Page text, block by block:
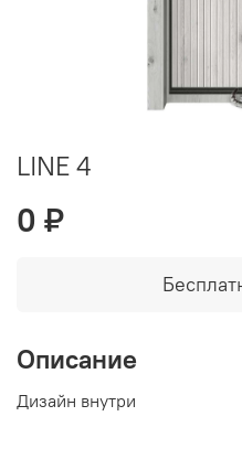
LINE 4
0 ₽
Описание
Дизайн внутри